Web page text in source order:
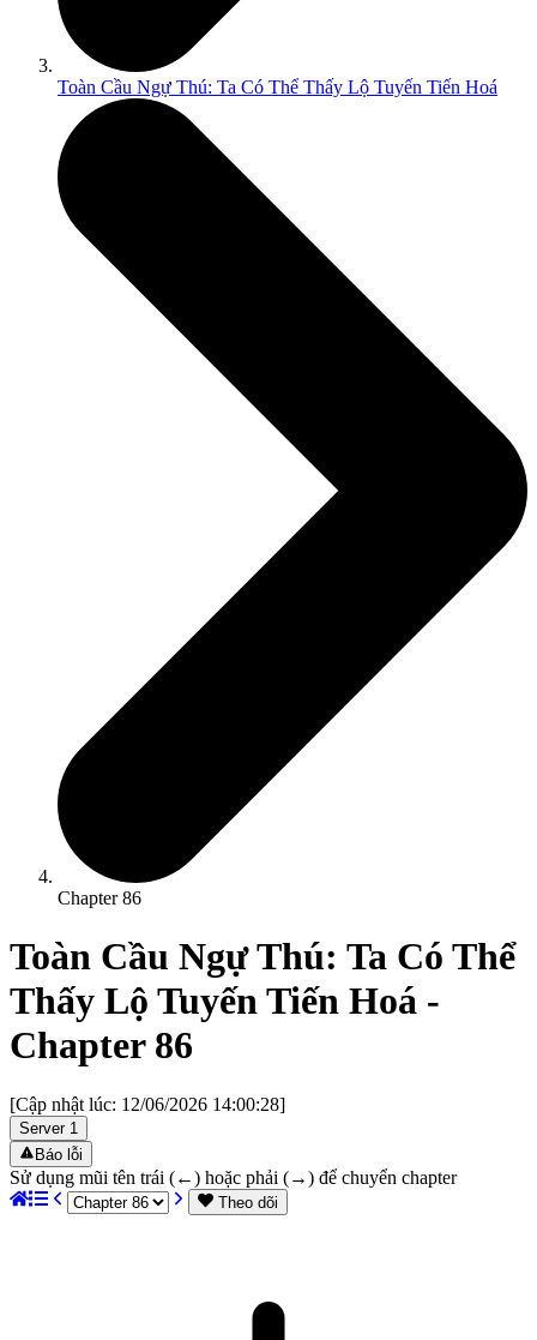
Toàn Cầu Ngự Thú: Ta Có Thể Thấy Lộ Tuyến Tiến Hoá
Chapter86
Toàn Cầu Ngự Thú: Ta Có Thể
Thấy Lộ Tuyến Tiến Hoá -
Chapter 86
[Cập nhật lúc: 12/06/2026 14:00:28]
Server 1
Báo lỗi
Sử dụng mũi tên trái (←) hoặc phải (→) để chuyển chapter
Theo dõi